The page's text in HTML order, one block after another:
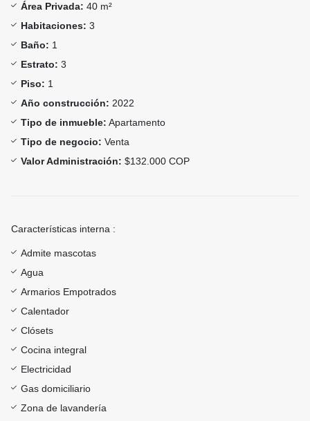
Área Privada: 40 m²
Habitaciones: 3
Baño: 1
Estrato: 3
Piso: 1
Año construcción: 2022
Tipo de inmueble: Apartamento
Tipo de negocio: Venta
Valor Administración: $132.000 COP
Características interna :
Admite mascotas
Agua
Armarios Empotrados
Calentador
Clósets
Cocina integral
Electricidad
Gas domiciliario
Zona de lavandería